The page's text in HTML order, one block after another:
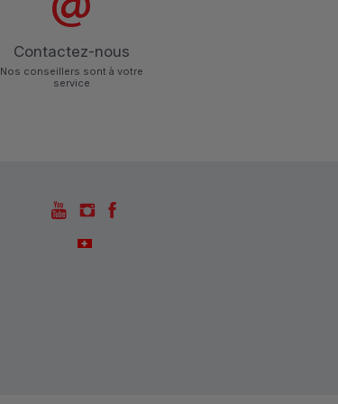
Contactez-nous
Nos conseillers sont à votre
service